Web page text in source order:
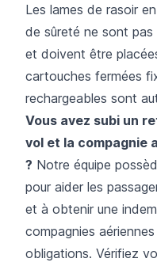
Les lames de rasoir
de sûreté ne sont
et doivent être
cartouches fermées
rechargeables sont
Vous avez subi un
vol et la compagnie
? Notre équipe
pour aider les
et à obtenir une
compagnies
obligations. Vérifiez